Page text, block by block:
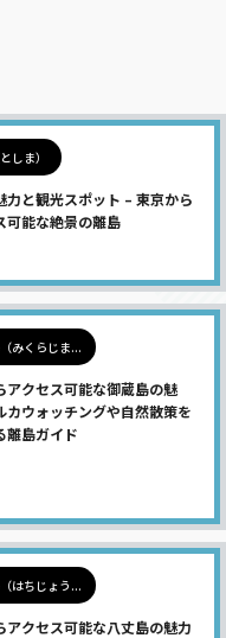
しま）
力と観光スポット – 東京から
可能な絶景の離島
みくらじま...
アクセス可能な御蔵島の魅
カウォッチングや自然散策を
離島ガイド
はちじょう...
アクセス可能な八丈島の魅力